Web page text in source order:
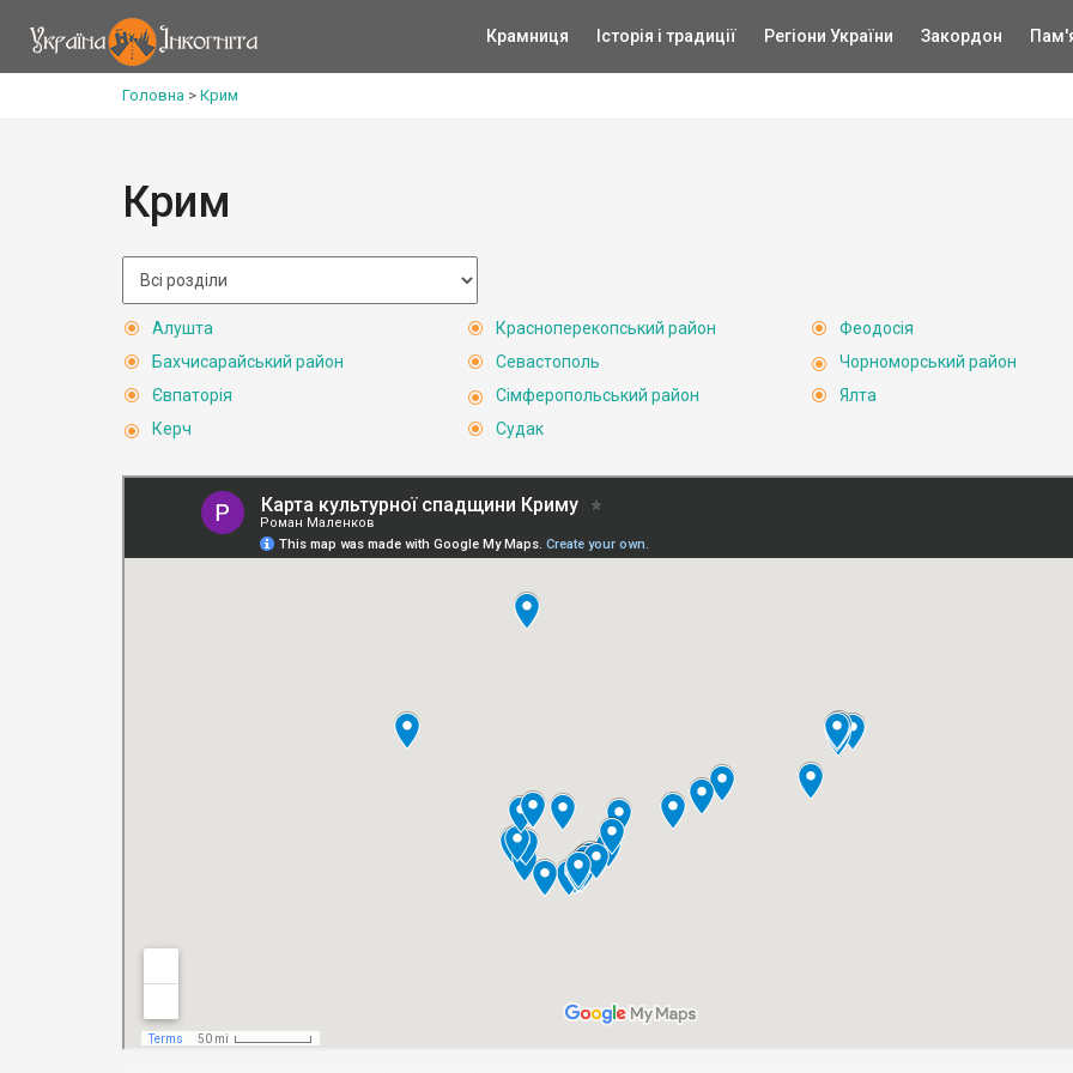
Крамниця Історія і традиції Регіони України Закордон
Головна > Крим
Крим
Алушта
Бахчисарайський район
Євпаторія
Керч
Красноперекопський район
Севастополь
Сімферопольський район
Судак
Феодосія
Чорноморський район
Ялта